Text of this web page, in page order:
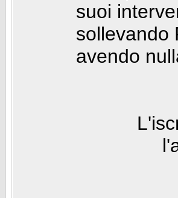
suoi
sollevando
avendo